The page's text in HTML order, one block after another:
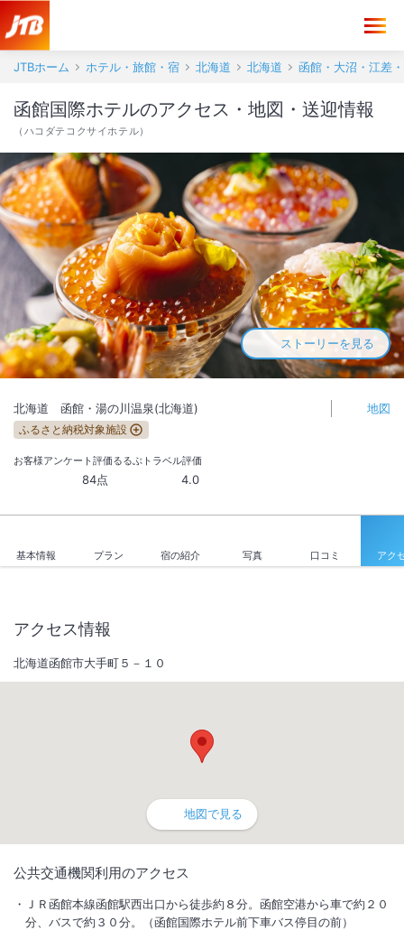
JTBホーム ホテル・旅館・宿 北海道 北海道 函館・大沼・江差
ストーリーを見る
函館国際ホテルのアクセス・地図・送迎情報
（ ハコダテコクサイホテル）
北海道 函館・湯の川温泉(北海道) 地図
ふるさと納税対象施設
お客様アンケート評価
84点
るるぶトラベル評価
4.0
基本情報 プラン 宿の紹介 写真 口コミ アク
アクセス情報
北海道函館市大手町５－１０
地図で見る
公共交通機関利用のアクセス
ＪＲ函館本線函館駅西出口から徒歩約８分。函館空港から車で約２０
分、バスで約３０分。（函館国際ホテル前下車バス停目の前）